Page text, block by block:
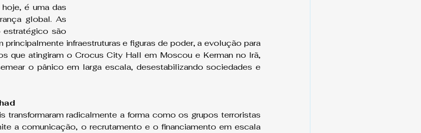
é uma das
global. As
são
principalmente infraestruturas e figuras de poder, a evolução para
que atingiram o Crocus City Hall em Moscou e Kerman no Irã,
o pânico em larga escala, desestabilizando sociedades e
transformaram radicalmente a forma como os grupos terroristas
a comunicação, o recrutamento e o financiamento em escala